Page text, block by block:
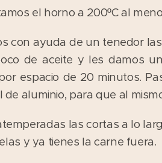
el horno a 200ºC al
con ayuda de un tenedor
de aceite y les damos
espacio de 20 minutos.
de aluminio, para que al
las cortas a lo
y ya tienes la carne fuera.